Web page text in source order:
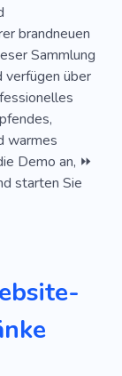
Süß
brandneuen
Sammlung
über
warmes
Demo an, ⏩
starten Sie